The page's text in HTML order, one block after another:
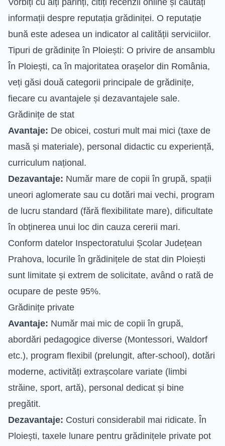
informații despre reputația grădiniței. O reputație
bună este adesea un indicator al calității serviciilor.
Tipuri de grădinițe în Ploiești: O privire de ansamblu
În Ploiești, ca în majoritatea orașelor din România,
veți găsi două categorii principale de grădinițe,
fiecare cu avantajele și dezavantajele sale.
Grădinițe de stat
Avantaje: De obicei, costuri mult mai mici (taxe de
masă și materiale), personal didactic cu experiență,
curriculum național.
Dezavantaje: Număr mare de copii în grupă, spații
uneori aglomerate sau cu dotări mai vechi, program
de lucru standard (fără flexibilitate mare), dificultate
în obținerea unui loc din cauza cererii mari.
Conform datelor Inspectoratului Școlar Județean
Prahova, locurile în grădinițele de stat din Ploiești
sunt limitate și extrem de solicitate, având o rată de
ocupare de peste 95%.
Grădinițe private
Avantaje: Număr mai mic de copii în grupă,
abordări pedagogice diverse (Montessori, Waldorf
etc.), program flexibil (prelungit, after-school), dotări
moderne, activități extrașcolare variate (limbi
străine, sport, artă), personal dedicat și bine
pregătit.
Dezavantaje: Costuri considerabil mai ridicate. În
Ploiești, taxele lunare pentru grădinițele private pot